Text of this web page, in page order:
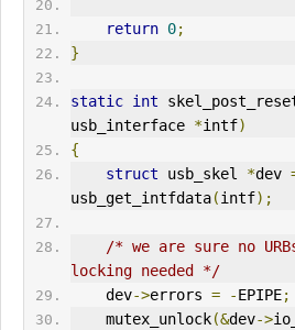
return 0;
}
static int
usb_interface *intf)
{
struct usb_skel *dev
usb_get_intfdata(intf);
/* we are sure no
locking needed */
    dev
->errors = -EPIPE;
    mutex_unlock
(&dev->